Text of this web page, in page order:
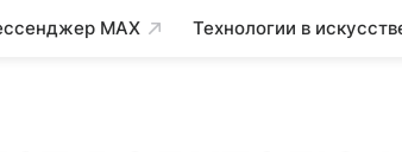
MAX Технологии в